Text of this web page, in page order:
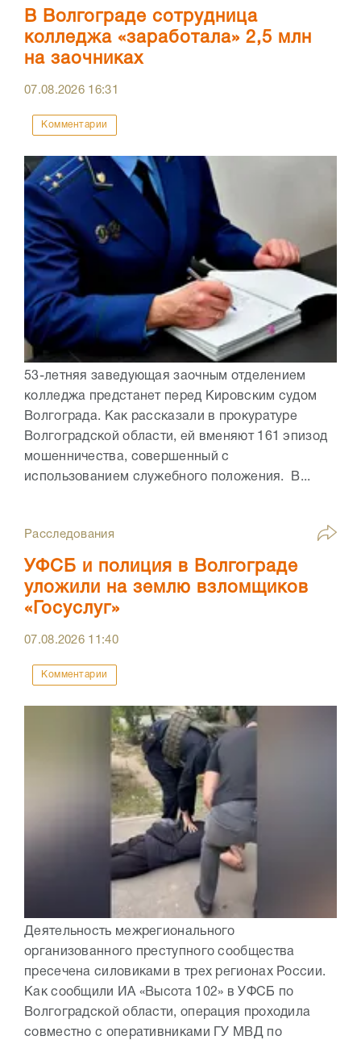
В Волгограде сотрудница
колледжа «заработала» 2,5 млн
на заочниках
07.08.2026 16:31
Комментарии
53-летняя заведующая заочным отделением
колледжа предстанет перед Кировским судом
Волгограда. Как рассказали в прокуратуре
Волгоградской области, ей вменяют 161 эпизод
мошенничества, совершенный с
использованием служебного положения. В...
Расследования
УФСБ и полиция в Волгограде
уложили на землю взломщиков
«Госуслуг»
07.08.2026 11:40
Комментарии
Деятельность межрегионального
организованного преступного сообщества
пресечена силовиками в трех регионах России.
Как сообщили ИА «Высота 102» в УФСБ по
Волгоградской области, операция проходила
совместно с оперативниками ГУ МВД по